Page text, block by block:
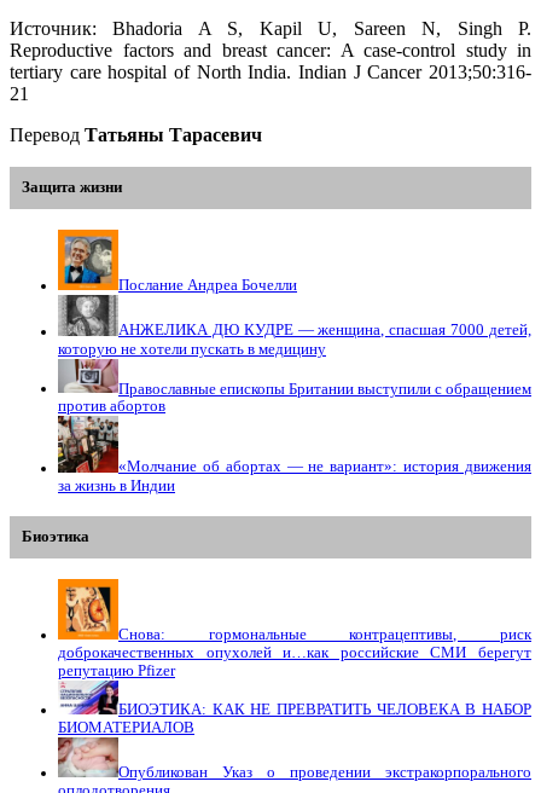
Источник: Bhadoria A S, Kapil U, Sareen N, Singh P.
Reproductive factors and breast cancer: A case-control study in
tertiary care hospital of North India. Indian J Cancer 2013;50:316-
21
Перевод Татьяны Тарасевич
Защита жизни
Послание Андреа Бочелли
АНЖЕЛИКА ДЮ КУДРЕ — женщина, спасшая 7000 детей,
которую не хотели пускать в медицину
Православные епископы Британии выступили с обращением
против абортов
«Молчание об абортах — не вариант»: история движения
за жизнь в Индии
Биоэтика
Снова: гормональные контрацептивы, риск
доброкачественных опухолей и…как российские СМИ берегут
репутацию Pfizer
БИОЭТИКА: КАК НЕ ПРЕВРАТИТЬ ЧЕЛОВЕКА В НАБОР
БИОМАТЕРИАЛОВ
Опубликован Указ о проведении экстракорпорального